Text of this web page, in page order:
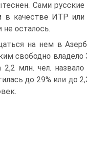
Сами русские
в качестве ИТР
осталось.
на нем в
свободно владело
млн. чел.
до 29% или до